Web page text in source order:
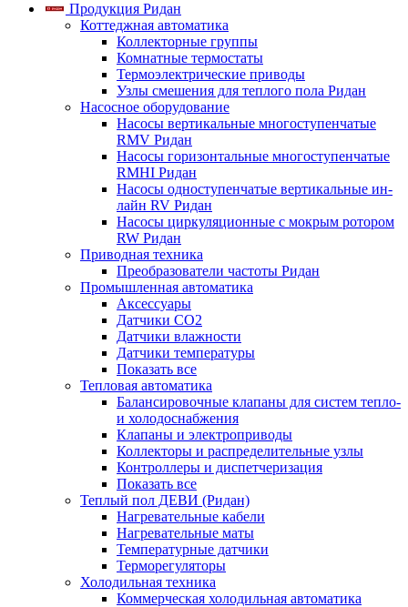
Продукция Ридан
Коттеджная автоматика
Коллекторные группы
Комнатные термостаты
Термоэлектрические приводы
Узлы смешения для теплого пола Ридан
Насосное оборудование
Насосы вертикальные многоступенчатые
RMV Ридан
Насосы горизонтальные многоступенчатые
RMHI Ридан
Насосы одноступенчатые вертикальные ин-
лайн RV Ридан
Насосы циркуляционные с мокрым ротором
RW Ридан
Приводная техника
Преобразователи частоты Ридан
Промышленная автоматика
Аксессуары
Датчики CO2
Датчики влажности
Датчики температуры
Показать все
Тепловая автоматика
Балансировочные клапаны для систем тепло-
и холодоснабжения
Клапаны и электроприводы
Коллекторы и распределительные узлы
Контроллеры и диспетчеризация
Показать все
Теплый пол ДЕВИ (Ридан)
Нагревательные кабели
Нагревательные маты
Температурные датчики
Терморегуляторы
Холодильная техника
Коммерческая холодильная автоматика